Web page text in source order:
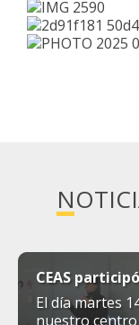
CEAS
El día martes
nuestro